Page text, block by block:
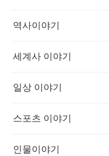
역사이야기
세계사 이야기
일상 이야기
스포츠 이야기
인물이야기